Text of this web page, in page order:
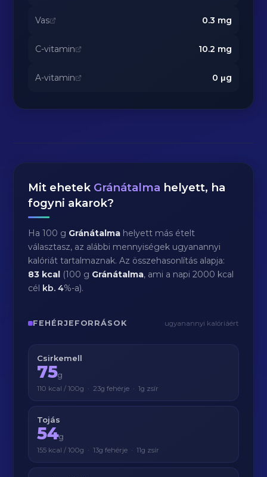
Vas 0.3 mg
C-vitamin 10.2 mg
A-vitamin 0 μg
Mit ehetek Gránátalma helyett, ha
fogyni akarok?
Ha 100 g Gránátalma helyett más ételt
választasz, az alábbi mennyiségek ugyanannyi
kalóriát tartalmaznak. Az összehasonlítás alapja:
83 kcal (100 g Gránátalma, ami a napi 2000 kcal
cél kb.4%-a).
FEHÉRJEFORRÁSOK ugyanannyi kalóriáért
Csirkemell
75g
110 kcal / 100g · 23g fehérje · 1g zsír
Tojás
54g
155 kcal / 100g · 13g fehérje · 11g zsír